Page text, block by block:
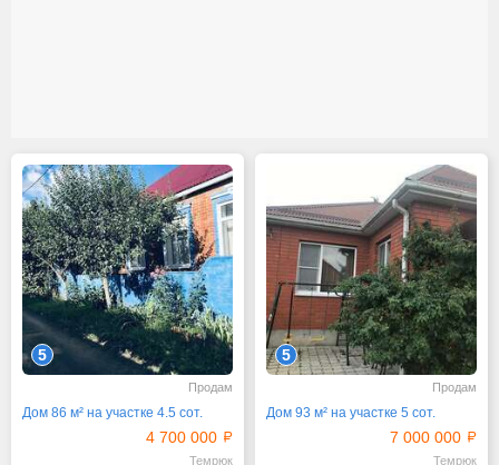
5
Продам
Дом 86 м² на участке 4.5 сот.
4 700 000
Темрюк
5
Продам
Дом 93 м² на участке 5 сот.
7 000 000
Темрюк